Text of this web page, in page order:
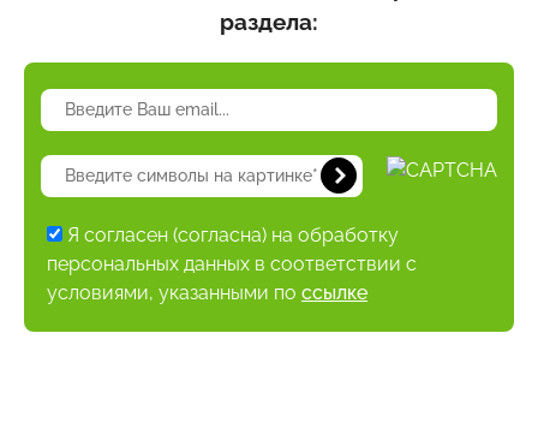
раздела:
Я согласен (согласна) на обработку
персональных данных в соответствии с
условиями, указанными по ссылке